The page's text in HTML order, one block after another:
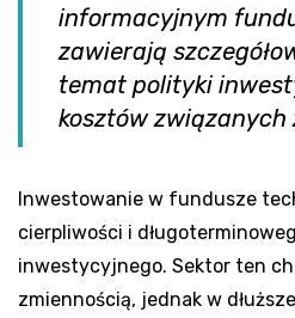
informacyjnym
zawierają
temat polityki
kosztów związanych
Inwestowanie w fundusze
cierpliwości i
inwestycyjnego. Sektor ten
zmiennością, jednak w